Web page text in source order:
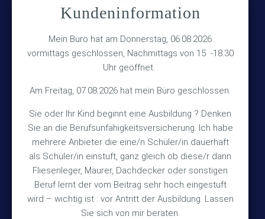
Kundeninformation
Mein Büro hat am Donnerstag, 06.08.2026
vormittags geschlossen, Nachmittags von 15 -18.30
Uhr geöffnet.
Am Freitag, 07.08.2026 hat mein Büro geschlossen.
Sie oder Ihr Kind beginnt eine Ausbildung ? Denken
Sie an die Berufsunfähigkeitsversicherung. Ich habe
mehrere Anbieter die eine/n Schüler/in dauerhaft
als Schüler/in einstuft, ganz gleich ob diese/r dann
Fliesenleger, Maurer, Dachdecker oder sonstigen
Beruf lernt der vom Beitrag sehr hoch eingestuft
wird – wichtig ist : vor Antritt der Ausbildung. Lassen
Sie sich von mir beraten.
Hinterkampstr.1a
30890 Barsinghausen
TEL +49 (5105) 1811
FAX +49 (5105) 2720
vmh1a@web.de
Bürozeiten